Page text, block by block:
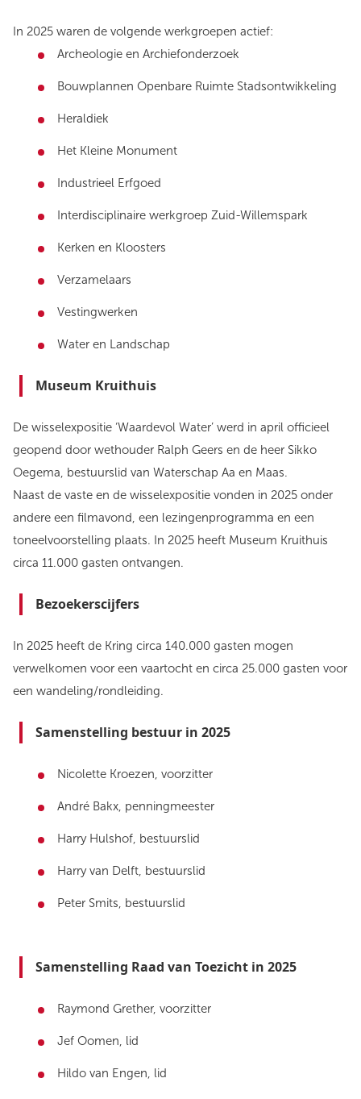
In 2025 waren de volgende werkgroepen actief:
Archeologie en Archiefonderzoek
Bouwplannen Openbare Ruimte Stadsontwikkeling
Heraldiek
Het Kleine Monument
Industrieel Erfgoed
Interdisciplinaire werkgroep Zuid-Willemspark
Kerken en Kloosters
Verzamelaars
Vestingwerken
Water en Landschap
Museum Kruithuis
De wisselexpositie ‘Waardevol Water’ werd in april officieel
geopend door wethouder Ralph Geers en de heer Sikko
Oegema, bestuurslid van Waterschap Aa en Maas.
Naast de vaste en de wisselexpositie vonden in 2025 onder
andere een filmavond, een lezingenprogramma en een
toneelvoorstelling plaats. In 2025 heeft Museum Kruithuis
circa 11.000 gasten ontvangen.
Bezoekerscijfers
In 2025 heeft de Kring circa 140.000 gasten mogen
verwelkomen voor een vaartocht en circa 25.000 gasten voor
een wandeling/rondleiding.
Samenstelling bestuur in 2025
Nicolette Kroezen, voorzitter
André Bakx, penningmeester
Harry Hulshof, bestuurslid
Harry van Delft, bestuurslid
Peter Smits, bestuurslid
Samenstelling Raad van Toezicht in 2025
Raymond Grether, voorzitter
Jef Oomen, lid
Hildo van Engen, lid